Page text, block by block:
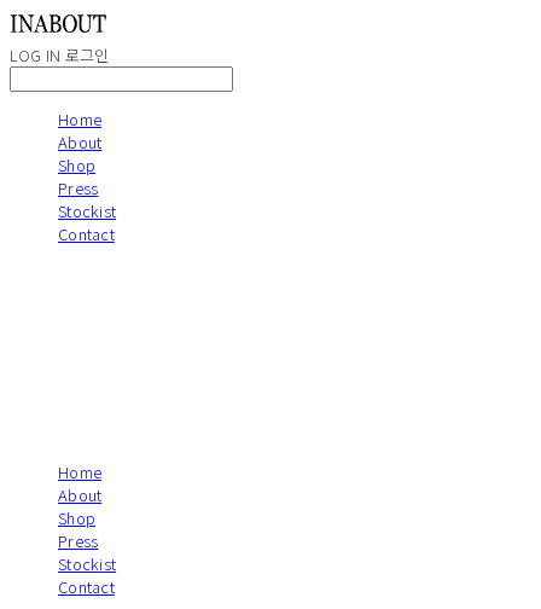
LOG IN 로그인
Home
About
Shop
Press
Stockist
Contact
Home
About
Shop
Press
Stockist
Contact